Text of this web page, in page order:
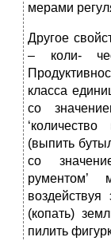
мерами
Другое
– коли-
класса
со
(выпить
со
рументом’
(копать)
пилить